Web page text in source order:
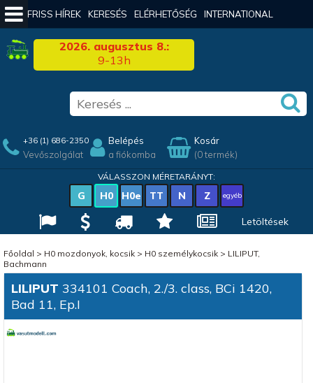
FRISS HÍREK KERESÉS ELÉRHETŐSÉG INTERNATIONAL
2026. augusztus 8.:
9-13h
+36 (1) 686-2350
Vevőszolgálat
Belépés
a fiókomba
Kosár
(0 termék)
VÁLASSZON MÉRETARÁNYT:
G H0 H0e TT N Z egyéb
Letöltések
Főoldal > H0 mozdonyok, kocsik> H0 személykocsik> LILIPUT,
Bachmann
LILIPUT 334101 Coach, 2./3. class, BCi 1420,
Bad 11, Ep.I